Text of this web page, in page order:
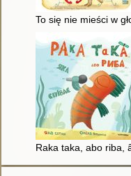
To się nie mieści w
Raka taka, abo riba,